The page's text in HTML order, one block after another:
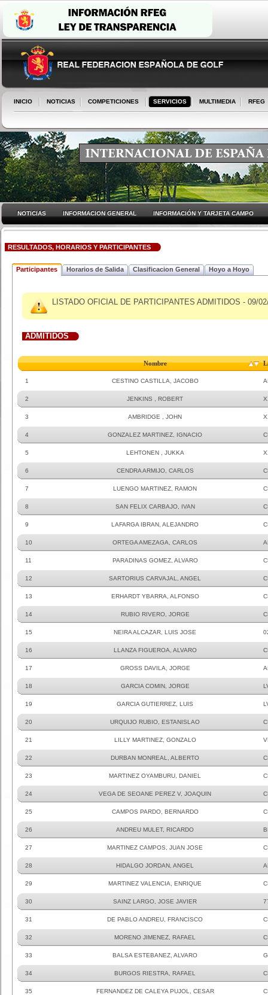
INICIO NOTICIAS COMPETICIONES SERVICIOS MULTIMEDIA RFEG
NOTICIAS INFORMACION GENERAL INFORMACIÓN Y TARJETA CAMPO
RESULTADOS, HORARIOS Y PARTICIPANTES
Participantes Horarios de Salida Clasificacion General Hoyo a Hoyo
LISTADO OFICIAL DE PARTICIPANTES ADMITIDOS - 09/
ADMITIDOS
Nombre
1 CESTINO CASTILLA, JACOBO
2 JENKINS , ROBERT
3 AMBRIDGE , JOHN
4 GONZALEZ MARTINEZ, IGNACIO
5 LEHTONEN , JUKKA
6 CENDRA ARMIJO, CARLOS
7 LUENGO MARTINEZ, RAMON
8 SAN FELIX CARBAJO, IVAN
9 LAFARGA IBRAN, ALEJANDRO
10 ORTEGA AMEZAGA, CARLOS
11 PARADINAS GOMEZ, ALVARO
12 SARTORIUS CARVAJAL, ANGEL
13 ERHARDT YBARRA, ALFONSO
14 RUBIO RIVERO, JORGE
15 NEIRA ALCAZAR, LUIS JOSE
16 LLANZA FIGUEROA, ALVARO
17 GROSS DAVILA, JORGE
18 GARCIA COMIN, JORGE
19 GARCIA GUTIERREZ, LUIS
20 URQUIJO RUBIO, ESTANISLAO
21 LILLY MARTINEZ, GONZALO
22 DURBAN MONREAL, ALBERTO
23 MARTINEZ OYAMBURU, DANIEL
24 VEGA DE SEOANE PEREZ V, JOAQUIN
25 CAMPOS PARDO, BERNARDO
26 ANDREU MULET, RICARDO
27 MARTINEZ CAMPOS, JUAN JOSE
28 HIDALGO JORDAN, ANGEL
29 MARTINEZ VALENCIA, ENRIQUE
30 SAINZ LARGO, JOSE JAVIER
31 DE PABLO ANDREU, FRANCISCO
32 MORENO JIMENEZ, RAFAEL
33 BALSA ESTEBANEZ, ALVARO
34 BURGOS RIESTRA, RAFAEL
35 FERNANDEZ DE CALEYA PUJOL, CESAR